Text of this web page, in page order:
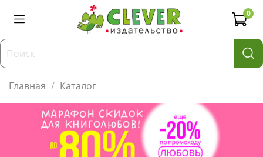
0
Главная Каталог